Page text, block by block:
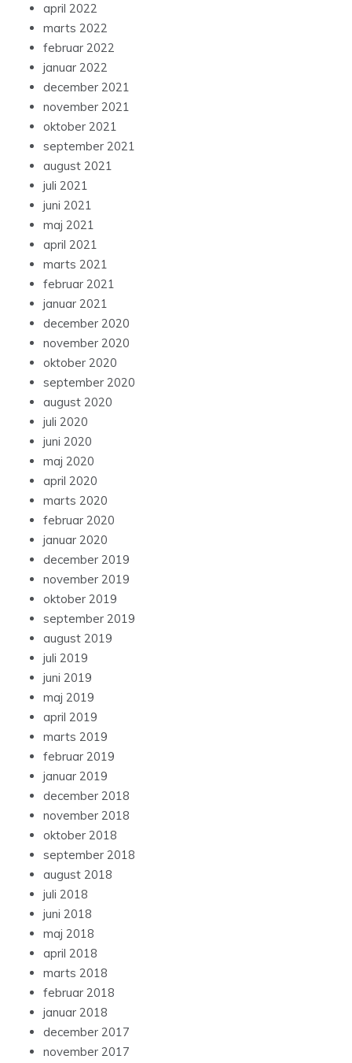
april 2022
marts 2022
februar 2022
januar 2022
december 2021
november 2021
oktober 2021
september 2021
august 2021
juli 2021
juni 2021
maj 2021
april 2021
marts 2021
februar 2021
januar 2021
december 2020
november 2020
oktober 2020
september 2020
august 2020
juli 2020
juni 2020
maj 2020
april 2020
marts 2020
februar 2020
januar 2020
december 2019
november 2019
oktober 2019
september 2019
august 2019
juli 2019
juni 2019
maj 2019
april 2019
marts 2019
februar 2019
januar 2019
december 2018
november 2018
oktober 2018
september 2018
august 2018
juli 2018
juni 2018
maj 2018
april 2018
marts 2018
februar 2018
januar 2018
december 2017
november 2017